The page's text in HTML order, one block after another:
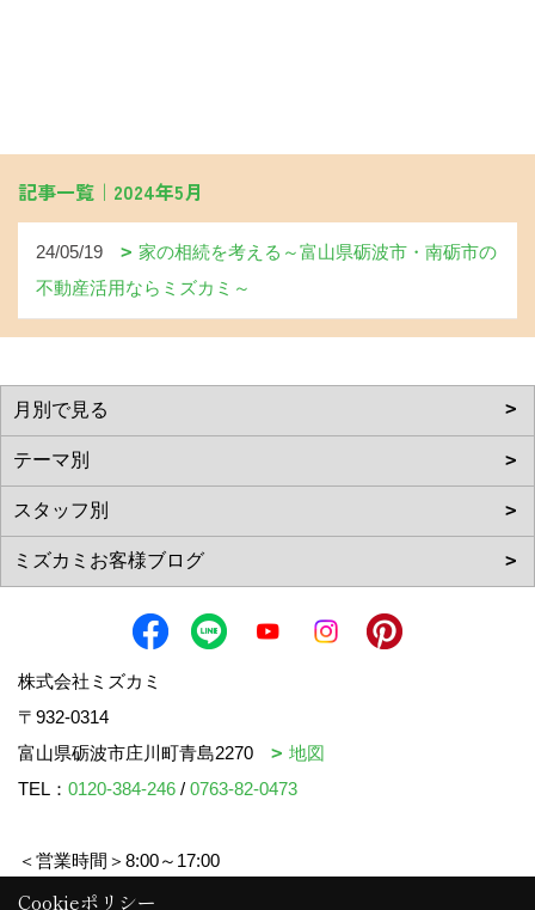
記事一覧｜2024年5月
24/05/19
家の相続を考える～富山県砺波市・南砺市の
不動産活用ならミズカミ～
株式会社ミズカミ
〒932-0314
富山県砺波市庄川町青島2270
地図
TEL： 0120-384-246 / 0763-82-0473
＜営業時間＞8:00～17:00
＜定休日＞水曜日・祝日
Cookieポリシー